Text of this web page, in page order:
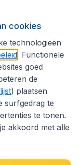
cookies
technologieën
. Functionele
goed
de
) plaatsen
surfgedrag te
te tonen.
akkoord met alle